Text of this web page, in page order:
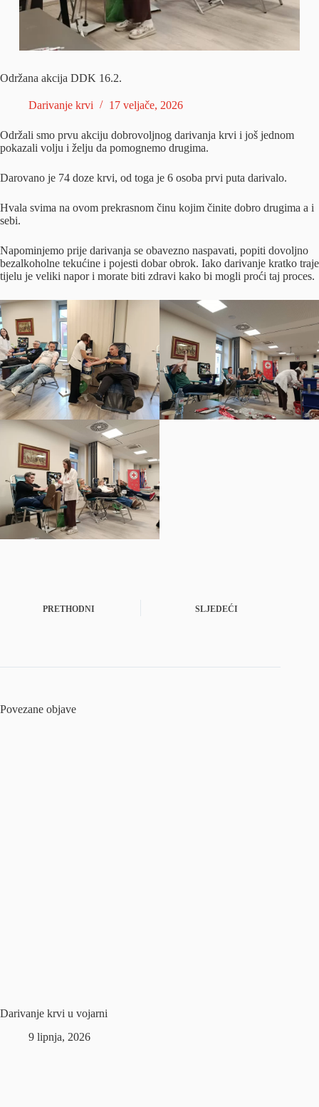
Održana akcija DDK 16.2.
Darivanje krvi 17 veljače, 2026
Održali smo prvu akciju dobrovoljnog darivanja krvi i još jednom
pokazali volju i želju da pomognemo drugima.
Darovano je 74 doze krvi, od toga je 6 osoba prvi puta darivalo.
Hvala svima na ovom prekrasnom činu kojim činite dobro drugima a i
sebi.
Napominjemo prije darivanja se obavezno naspavati, popiti dovoljno
bezalkoholne tekućine i pojesti dobar obrok. Iako darivanje kratko traje
tijelu je veliki napor i morate biti zdravi kako bi mogli proći taj proces.
PRETHODNI SLJEDEĆI
Povezane objave
Darivanje krvi u vojarni
9 lipnja, 2026